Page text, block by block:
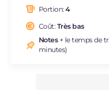
Portion:4
Coût:Très bas
Notes+ le temps de
minutes)